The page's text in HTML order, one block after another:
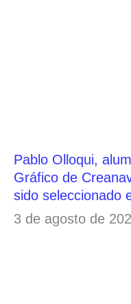
Pablo Olloqui,
Gráfico de
sido seleccionado
3 de agosto de